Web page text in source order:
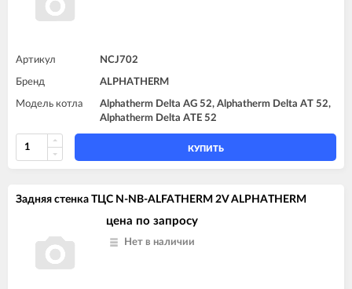
Артикул NCJ702
Бренд ALPHATHERM
Модель котла
Alphatherm Delta AG 52, Alphatherm Delta AT 52,
Alphatherm Delta ATE 52
КУПИТЬ
Задняя стенка TЦC N-NB-ALFATHERM 2V ALPHATHERM
цена по запросу
Нет в наличии